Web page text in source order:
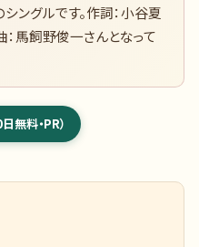
ングルです。作詞：小谷夏
：馬飼野俊一さんとなって
無料・PR）